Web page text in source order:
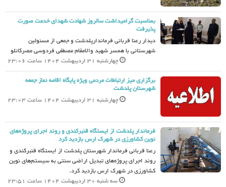
بمناسبت گرامیداشت سالروز شهادت شهدای خدمت صورت
پذیرفت
دیدار رعنا قربانی فرماندارپلدشت و جمعی از مسئولین
شهرستانی با همسر شهید والامقام مصطفی فردوسی مصرکانلو
چهارشنبه 31 اردیبهشت 1404 ساعت 23:06
برگزاری میز ارتباطات مردمی ویژه پایگاه اقامه نماز جمعه
شهرستان پلدشت
چهارشنبه 31 اردیبهشت 1404 ساعت 23:03
فرماندار پلدشت از ایستگاه قنبرکندی و روند اجرای پروژه‌های
نوین کشاورزی در شهرک ارس بازدید کرد
رعنا قربانی فرماندار شهرستان پلدشت از ایستگاه قنبرکندی و
روند اجرای پروژه‌های تبدیل اراضی سنتی به سیستم‌های نوین
کشاورزی در شهرک ارس بازدید کرد.
سه شنبه 30 اردیبهشت 1404 ساعت 23:51